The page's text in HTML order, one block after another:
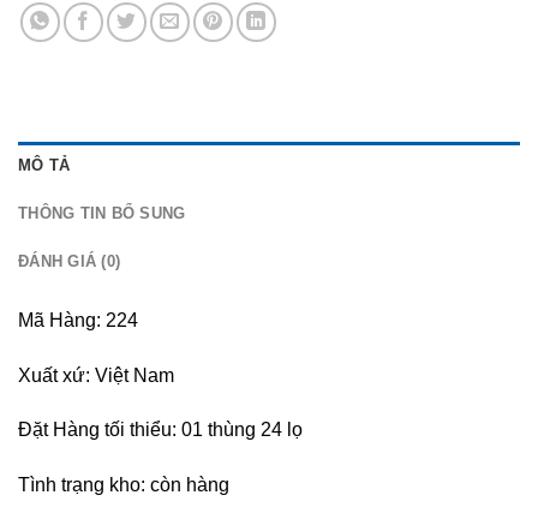
MÔ TẢ
THÔNG TIN BỔ SUNG
ĐÁNH GIÁ (0)
Mã Hàng: 224
Xuất xứ: Việt Nam
Đặt Hàng tối thiểu: 01 thùng 24 lọ
Tình trạng kho: còn hàng